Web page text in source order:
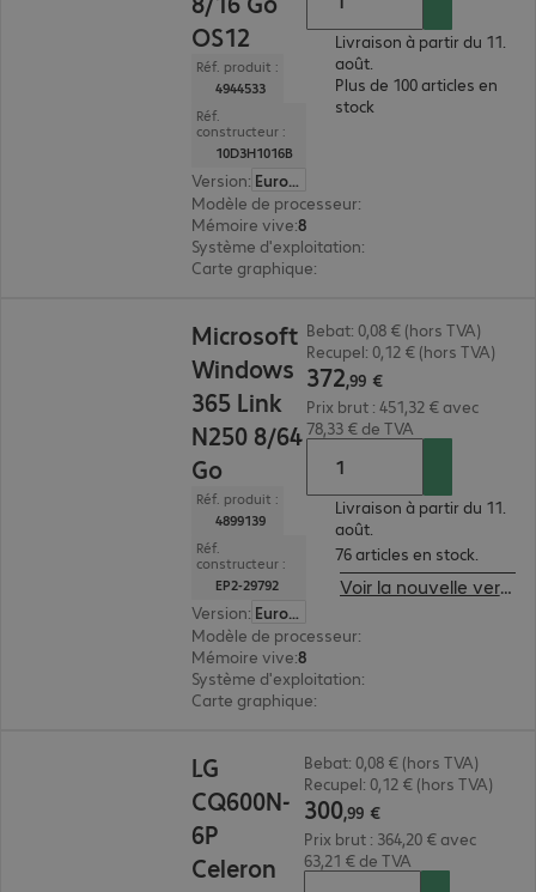
OS12
Réf. produit :
4944533
Réf.
constructeur :
10D3H1016B
Version:
Europe
Modèle de processeur:
Mémoire vive:
Système d'exploitation:
Carte graphique:
Livraison à partir du 11.
août.
Plus de 100 articles en
stock
Microsoft
Windows
365 Link
N250 8/64
Go
Réf. produit :
4899139
Réf.
constructeur :
EP2-29792
Version:
Europe
Modèle de processeur:
Mémoire vive:
Système d'exploitation:
Carte graphique:
Bebat: 0,08 € (hors TVA)
Recupel: 0,12 € (hors TVA)
372,99 €
Prix brut : 451,32 € avec
78,33 € de TVA
Livraison à partir du 11.
août.
76 articles en stock.
Voir la nouvelle version du produit
LG
CQ600N-
6P
Celeron
Bebat: 0,08 € (hors TVA)
Recupel: 0,12 € (hors TVA)
300,99 €
Prix brut : 364,20 € avec
63,21 € de TVA